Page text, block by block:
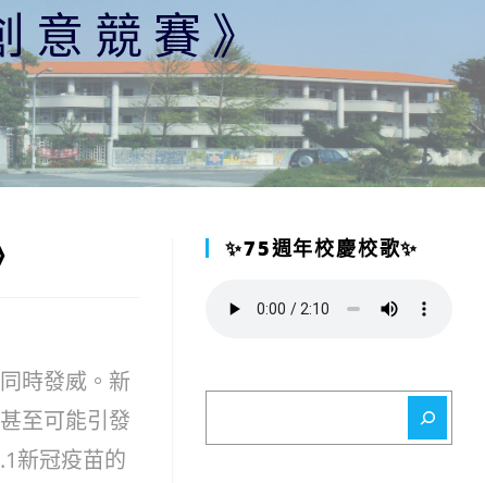
競賽》
時發威。新
至可能引發
新冠疫苗的
✨75週年校慶校歌✨